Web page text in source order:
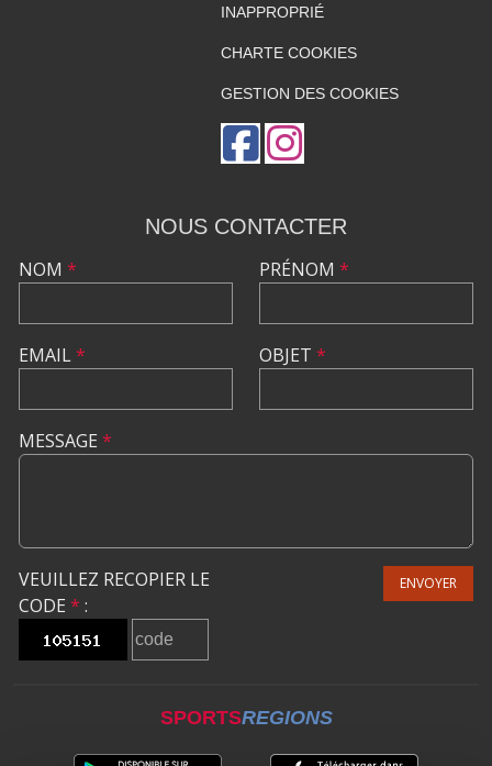
INAPPROPRIÉ
CHARTE COOKIES
GESTION DES COOKIES
NOUS CONTACTER
NOM *
EMAIL*
PRÉNOM *
OBJET *
MESSAGE *
VEUILLEZ RECOPIER LE
CODE * :
ENVOYER
SPORTSREGIONS